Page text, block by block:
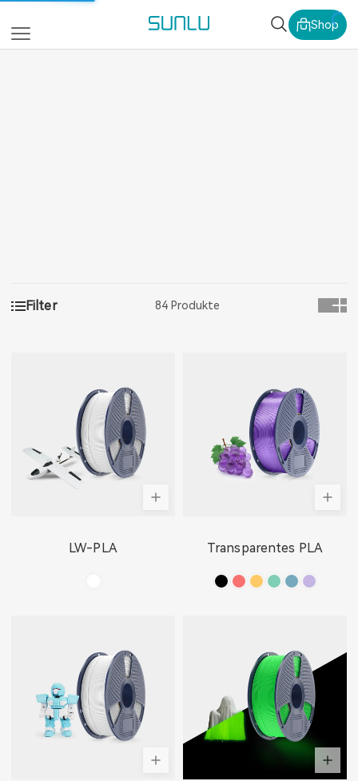
SUNLU OffizielleShop
Filter 84 Produkte
LW-PLA Transparentes PLA